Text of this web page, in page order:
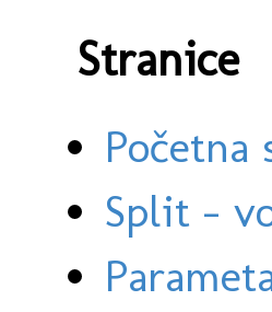
Stranice
Početna
Split -